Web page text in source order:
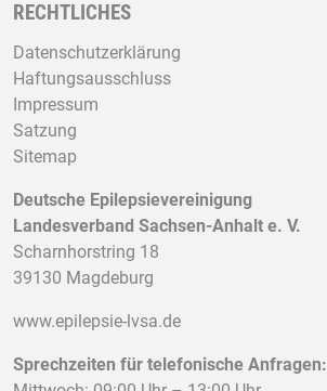
RECHTLICHES
Datenschutzerklärung
Haftungsausschluss
Impressum
Satzung
Sitemap
Deutsche Epilepsievereinigung
Landesverband Sachsen-Anhalt e. V.
Scharnhorstring 18
39130 Magdeburg
www.epilepsie-lvsa.de
Sprechzeiten für telefonische Anfragen: